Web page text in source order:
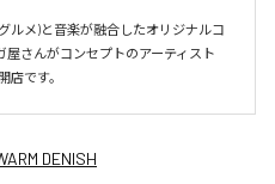
ルメ)と音楽が融合したオリジナルコ
さんがコンセプトのアーティスト
店です。
DENISH